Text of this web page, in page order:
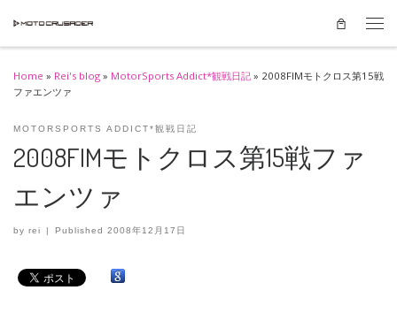
Skip to content
Home » Rei's blog » MotorSports Addict*観戦日記 » 2008FIMモトクロス第15戦
ファエンツァ
MOTORSPORTS ADDICT*観戦日記
2008FIMモトクロス第15戦ファ
エンツァ
by rei Published2008年12月17日